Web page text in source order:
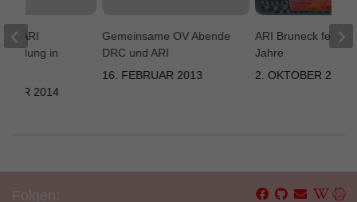
Gemeinsame OV Abende
DRC und ARI
16. FEBRUAR 2013
ARI Bruneck feiert
Jahre
2. OKTOBER 2023
ARI
in
2014